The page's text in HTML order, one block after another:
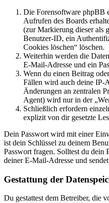
Die Forensoftware phpBB
Aufrufen des Boards
(zur Markierung dieser als
Benutzer-ID, ein
Cookies löschen“ löschen.
Weiterhin werden die
E-Mail-Adresse und ein
Wenn du einen Beitrag
Fällen wird auch deine IP-
Änderungen an zentralen
Agent) wird nur in der
Schließlich erfordern
explizit von dir gesetzte
Dein Passwort wird mit einer
ist dein Schlüssel zu deinem
Passwort fragen. Solltest du dein
deiner E-Mail-Adresse und
Gestattung der
Du gestattest dem Betreiber, die